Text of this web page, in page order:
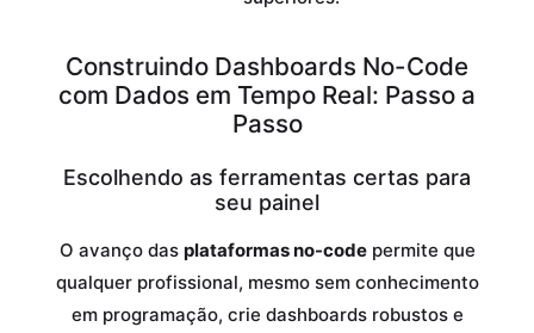
Construindo Dashboards No-Code
com Dados em Tempo Real: Passo a
Passo
Escolhendo as ferramentas certas para
seu painel
O avanço das plataformas no-codepermite que
qualquer profissional, mesmo sem conhecimento
em programação, crie dashboards robustos e